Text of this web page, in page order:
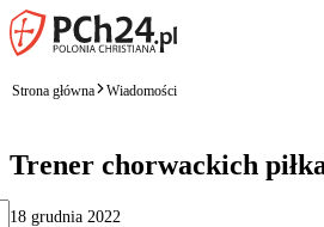
Strona główna Wiadomości
Trener chorwackich
18 grudnia 2022